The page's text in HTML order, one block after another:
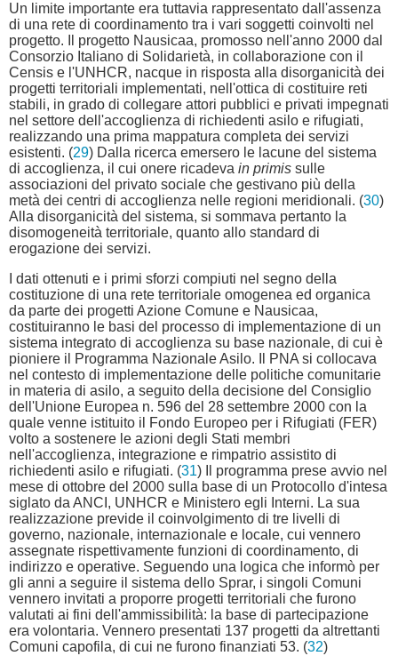
Un limite importante era tuttavia rappresentato dall'assenza
di una rete di coordinamento tra i vari soggetti coinvolti nel
progetto. Il progetto Nausicaa, promosso nell'anno 2000 dal
Consorzio Italiano di Solidarietà, in collaborazione con il
Censis e l'UNHCR, nacque in risposta alla disorganicità dei
progetti territoriali implementati, nell'ottica di costituire reti
stabili, in grado di collegare attori pubblici e privati impegnati
nel settore dell'accoglienza di richiedenti asilo e rifugiati,
realizzando una prima mappatura completa dei servizi
esistenti. (29) Dalla ricerca emersero le lacune del sistema
di accoglienza, il cui onere ricadeva in primis sulle
associazioni del privato sociale che gestivano più della
metà dei centri di accoglienza nelle regioni meridionali. (30)
Alla disorganicità del sistema, si sommava pertanto la
disomogeneità territoriale, quanto allo standard di
erogazione dei servizi.
I dati ottenuti e i primi sforzi compiuti nel segno della
costituzione di una rete territoriale omogenea ed organica
da parte dei progetti Azione Comune e Nausicaa,
costituiranno le basi del processo di implementazione di un
sistema integrato di accoglienza su base nazionale, di cui è
pioniere il Programma Nazionale Asilo. Il PNA si collocava
nel contesto di implementazione delle politiche comunitarie
in materia di asilo, a seguito della decisione del Consiglio
dell'Unione Europea n. 596 del 28 settembre 2000 con la
quale venne istituito il Fondo Europeo per i Rifugiati (FER)
volto a sostenere le azioni degli Stati membri
nell'accoglienza, integrazione e rimpatrio assistito di
richiedenti asilo e rifugiati. (31) Il programma prese avvio nel
mese di ottobre del 2000 sulla base di un Protocollo d'intesa
siglato da ANCI, UNHCR e Ministero egli Interni. La sua
realizzazione previde il coinvolgimento di tre livelli di
governo, nazionale, internazionale e locale, cui vennero
assegnate rispettivamente funzioni di coordinamento, di
indirizzo e operative. Seguendo una logica che informò per
gli anni a seguire il sistema dello Sprar, i singoli Comuni
vennero invitati a proporre progetti territoriali che furono
valutati ai fini dell'ammissibilità: la base di partecipazione
era volontaria. Vennero presentati 137 progetti da altrettanti
Comuni capofila, di cui ne furono finanziati 53. (32)